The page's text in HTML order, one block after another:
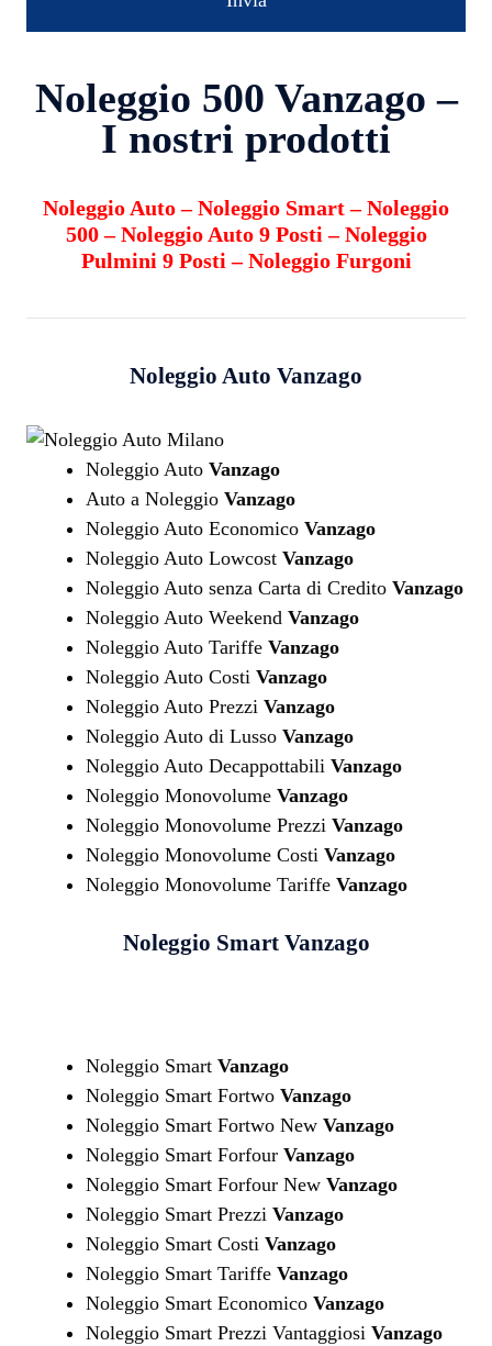
Noleggio 500 Vanzago –
I nostri prodotti
Noleggio Auto–Noleggio Smart–Noleggio
500–Noleggio Auto 9 Posti –Noleggio
Pulmini 9 Posti –Noleggio Furgoni
Noleggio Auto Vanzago
Noleggio Auto Vanzago
Auto a Noleggio Vanzago
Noleggio Auto Economico Vanzago
Noleggio Auto Lowcost Vanzago
Noleggio Auto senza Carta di Credito Vanzago
Noleggio Auto Weekend Vanzago
Noleggio Auto Tariffe Vanzago
Noleggio Auto Costi Vanzago
Noleggio Auto Prezzi Vanzago
Noleggio Auto di Lusso Vanzago
Noleggio Auto Decappottabili Vanzago
Noleggio Monovolume Vanzago
Noleggio Monovolume Prezzi Vanzago
Noleggio Monovolume Costi Vanzago
Noleggio Monovolume Tariffe Vanzago
Noleggio SmartVanzago
Noleggio Smart Vanzago
Noleggio Smart Fortwo Vanzago
Noleggio Smart Fortwo New Vanzago
Noleggio Smart Forfour Vanzago
Noleggio Smart Forfour New Vanzago
Noleggio Smart Prezzi Vanzago
Noleggio Smart Costi Vanzago
Noleggio Smart Tariffe Vanzago
Noleggio Smart Economico Vanzago
Noleggio Smart Prezzi Vantaggiosi Vanzago